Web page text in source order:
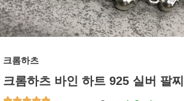
크롬하츠
크롬하츠 바인 하트 925 실버 팔찌